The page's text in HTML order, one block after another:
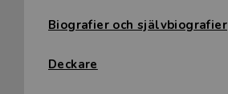
Biografier och självbiografier
Deckare